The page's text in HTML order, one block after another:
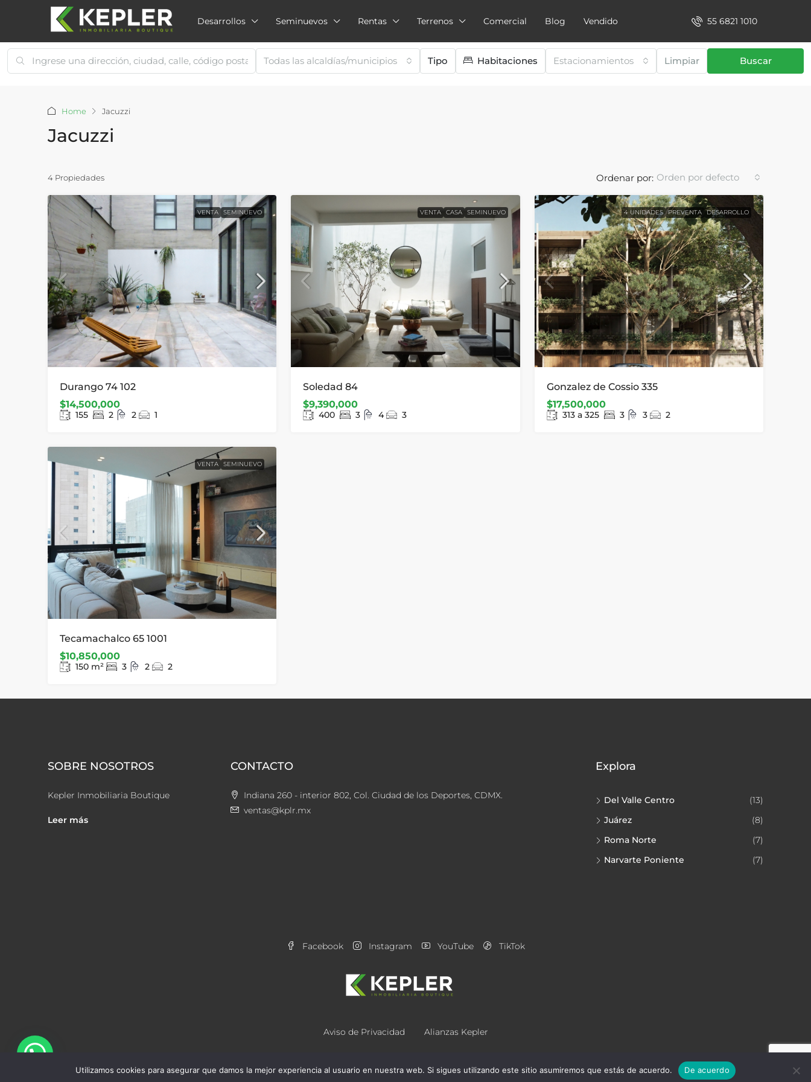
Desarrollos Seminuevos Rentas Terrenos Comercial Blog Vendido 55 6821 1010
Todas las alcaldías/municipios Tipo Habitaciones Estacionamientos Limpiar Buscar
Home Jacuzzi
Jacuzzi
4 Propiedades Ordenar por: Orden por defecto
VENTA SEMINUEVO
Durango 74 102
$14,500,000
155 2 2 1
VENTA CASA SEMINUEVO
Soledad 84
$9,390,000
400 3 4 3
4 UNIDADES PREVENTA DESARROLLO
Gonzalez de Cossio 335
$17,500,000
313 a 325 3 3 2
VENTA SEMINUEVO
Tecamachalco 65 1001
$10,850,000
150 m² 3 2 2
SOBRE NOSOTROS
Kepler Inmobiliaria Boutique
Leer más
CONTACTO
Indiana 260 - interior 802, Col. Ciudad de los Deportes, CDMX.
ventas@kplr.mx
Explora
Del Valle Centro
(13)
Juárez
(8)
Roma Norte
(7)
Narvarte Poniente
(7)
Facebook Instagram YouTube TikTok
Aviso de Privacidad Alianzas Kepler
© Kepler Inmobiliaria® - Todos los derechos reseravados.
Utilizamos cookies para asegurar que damos la mejor experiencia al usuario en nuestra web. Si sigues utilizando este sitio asumiremos que estás de acuerdo. De acuerdo